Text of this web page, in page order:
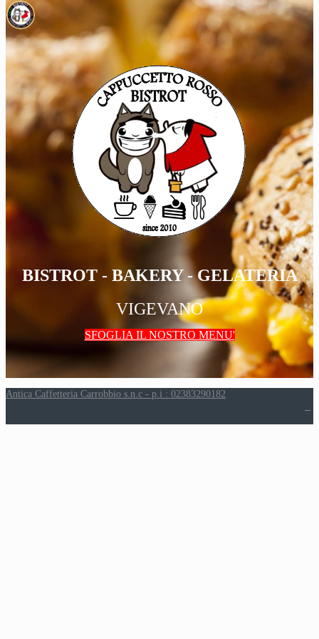
BISTROT - BAKERY - GELATERIA
VIGEVANO
SFOGLIA IL NOSTRO MENU'
Antica Caffetteria Carrobbio s.n.c - p.i : 02383290182